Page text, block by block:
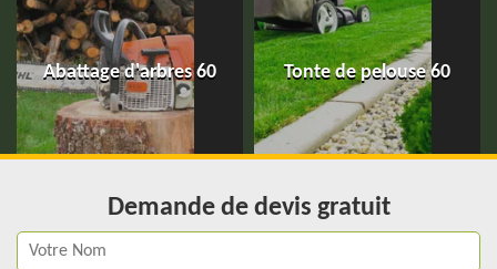
Abattage d'arbres 60 Tonte de pelouse 60
Demande de devis gratuit